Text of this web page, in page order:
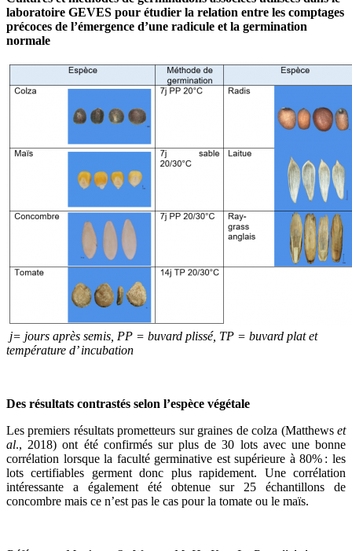
laboratoire GEVES pour étudier la relation entre les comptages
précoces de l’émergence d’une radicule et la germination
normale
j= jours après semis , PP = buvard plissé, TP = buvard plat et
température d’incubation
Des résultats contrastés selon l’espèce végétale
Les premiers résultats prometteurs sur graines de colza (Matthewset
al., 2018) ont été confirmés sur plus de30 lots avec une bonne
corrélation lorsque la faculté germinative est supérieure à 80% : les
lots certifiables germent donc plus rapidement. Une corrélation
intéressante a également été obtenue sur 25 échantillons de
concombre mais ce n’est pas le cas pour la tomate ou le maïs.